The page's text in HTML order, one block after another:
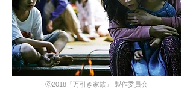
Ⓒ2018『万引き家族』 製作委員会